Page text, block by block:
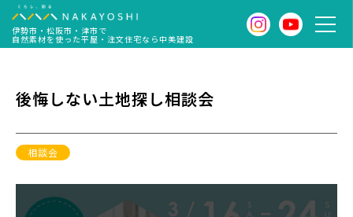
伊勢市・松阪市・津市で
自然素材を使った平屋・注文住宅なら中美建設
後悔しない土地探し相談会
相談会